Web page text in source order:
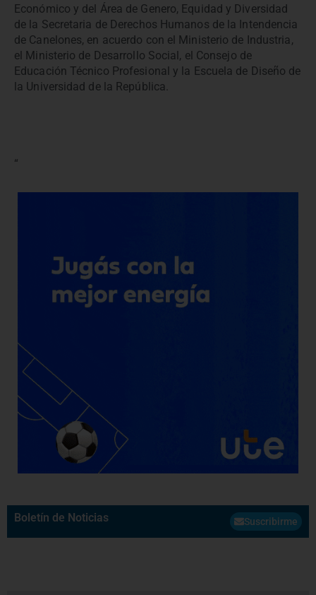
Económico y del Área de Genero, Equidad y Diversidad
de la Secretaria de Derechos Humanos de la Intendencia
de Canelones, en acuerdo con el Ministerio de Industria,
el Ministerio de Desarrollo Social, el Consejo de
Educación Técnico Profesional y la Escuela de Diseño de
la Universidad de la República.
“
Boletín de Noticias Suscribirme